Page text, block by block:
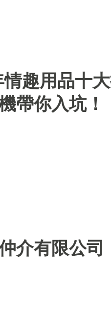
情趣用品十
帶你入坑！
介有限公司